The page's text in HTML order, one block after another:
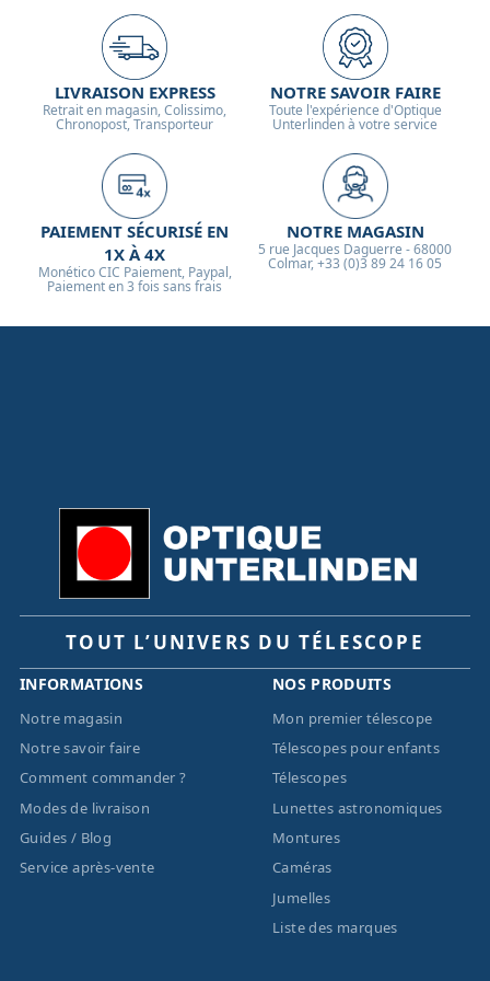
LIVRAISON EXPRESS
Retrait en magasin, Colissimo,
Chronopost, Transporteur
NOTRE SAVOIR FAIRE
Toute l'expérience d'Optique
Unterlinden à votre service
PAIEMENT SÉCURISÉ EN
1X À 4X
Monético CIC Paiement, Paypal,
Paiement en 3 fois sans frais
NOTRE MAGASIN
5 rue Jacques Daguerre - 68000
Colmar, +33 (0)3 89 24 16 05
TOUT L’UNIVERS DU TÉLESCOPE
INFORMATIONS
Notre magasin
Notre savoir faire
Comment commander ?
Modes de livraison
Guides / Blog
Service après-vente
NOS PRODUITS
Mon premier télescope
Télescopes pour enfants
Télescopes
Lunettes astronomiques
Montures
Caméras
Jumelles
Liste des marques